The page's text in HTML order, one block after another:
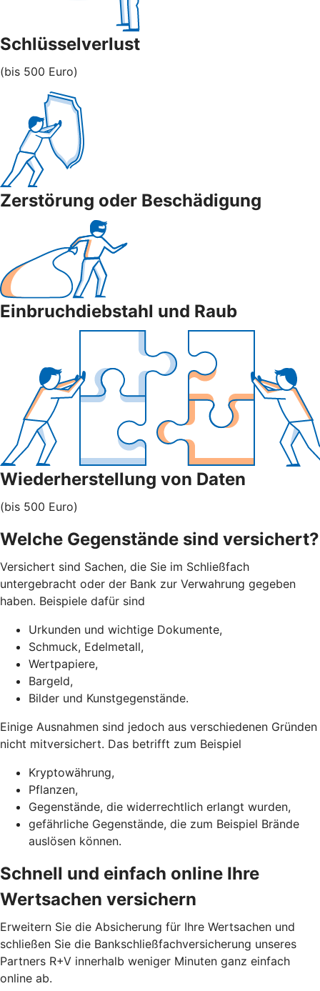
Schlüsselverlust
(bis 500 Euro)
Zerstörung oder Beschädigung
Einbruchdiebstahl und Raub
Wiederherstellung von Daten
(bis 500 Euro)
Welche Gegenstände sind versichert?
Versichert sind Sachen, die Sie im Schließfach
untergebracht oder der Bank zur Verwahrung gegeben
haben. Beispiele dafür sind
Urkunden und wichtige Dokumente,
Schmuck, Edelmetall,
Wertpapiere,
Bargeld,
Bilder und Kunstgegenstände.
Einige Ausnahmen sind jedoch aus verschiedenen Gründen
nicht mitversichert. Das betrifft zum Beispiel
Kryptowährung,
Pflanzen,
Gegenstände, die widerrechtlich erlangt wurden,
gefährliche Gegenstände, die zum Beispiel Brände
auslösen können.
Schnell und einfach online Ihre
Wertsachen versichern
Erweitern Sie die Absicherung für Ihre Wertsachen und
schließen Sie die Bankschließfachversicherung unseres
Partners R+V innerhalb weniger Minuten ganz einfach
online ab.